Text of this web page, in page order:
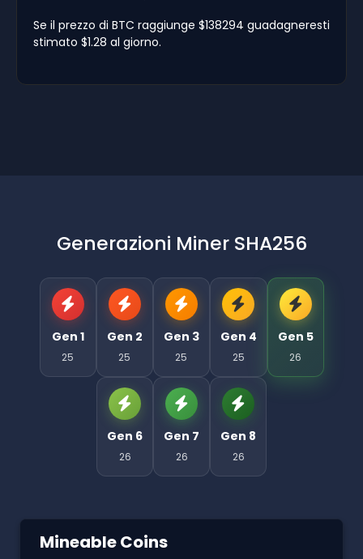
Se il prezzo di BTC raggiunge $138294 guadagneresti
stimato $1.28 al giorno.
Generazioni Miner SHA256
Gen 1
25
Gen 2
25
Gen 3
25
Gen 4
25
Gen 5
26
Gen 6
26
Gen 7
26
Gen 8
26
Mineable Coins